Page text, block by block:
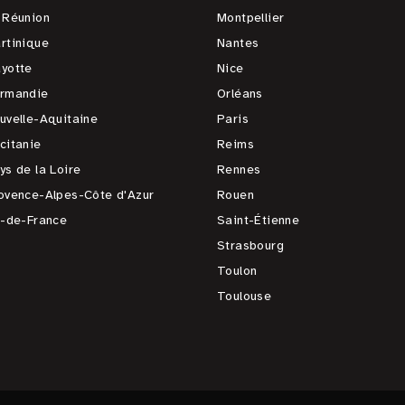
Aquitaine
de la Loire
Alpes-Côte d'Azur
de-France
Montpellier
Nantes
Nice
Orléans
Paris
Reims
Rennes
Rouen
Saint-Étienne
Strasbourg
Toulon
Toulouse